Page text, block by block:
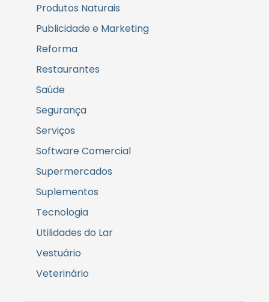
Produtos Naturais
Publicidade e Marketing
Reforma
Restaurantes
Saúde
Segurança
Serviços
Software Comercial
Supermercados
Suplementos
Tecnologia
Utilidades do Lar
Vestuário
Veterinário